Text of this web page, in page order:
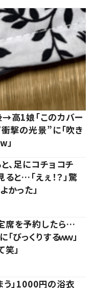
高1娘「このカバー
撃の光景”に「吹き
」
、足にコチョコチ
と…「えぇ！？」驚
かった」
席を予約したら…
っくりするｗｗ」
」
う」1000円の浴衣